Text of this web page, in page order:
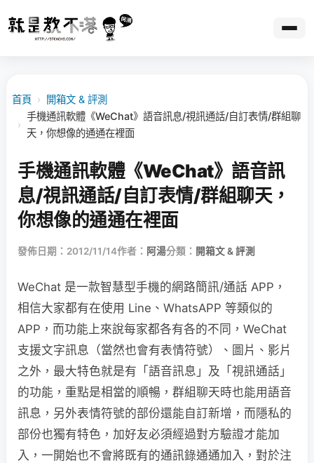
首頁 › 開箱文 & 評測
›
手機通訊軟體《WeChat》語音訊息/視訊通話/自訂表情/群組聊
天，你想像的通通在裡面
手機通訊軟體《WeChat》語音訊
息/視訊通話/自訂表情/群組聊天，
你想像的通通在裡面
發佈日期：2012/11/14作者： 阿湯分類： 開箱文 & 評測
WeChat 是一款智慧型手機的網路簡訊/通話 APP，
相信大家都有在使用 Line、WhatsAPP 等類似的
APP，而功能上來說每家都各有各的不同，WeChat
支援文字訊息（當然也會有表情符號）、圖片、影片
之外，最大特色就是有「語音訊息」及「視訊通話」
的功能，重點是相當的順暢，群組聊天時也能用語音
訊息，另外表情符號的部份還能自訂新增，而隱私的
部份也獨有特色，加好友必須經過對方驗證才能加
入，一開始也不會將既有的通訊錄通通加入，對於注